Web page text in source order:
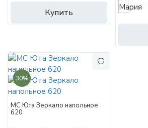
Купить
30%
МС Юта Зеркало напольное
620